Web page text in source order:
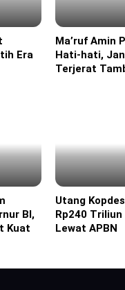
Era
Headline
Ma’ruf Amin
Hati-hati,
Terjerat
BI,
Kuat
Headline
Utang
Rp240
Lewat APBN